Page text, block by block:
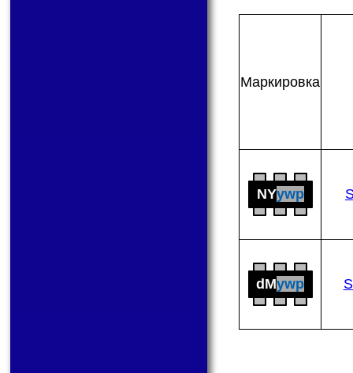
Мар­ки­ров­ка
NYywp
dMywp